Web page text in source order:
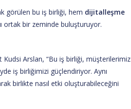
görülen bu iş birliği, hem dijitalleşme
ortak bir zeminde buluşturuyor.
Kudsi Arslan, “Bu iş birliği, müşterilerimiz
iş birliğimizi güçlendiriyor. Aynı
birlikte nasıl etki oluşturabileceğini